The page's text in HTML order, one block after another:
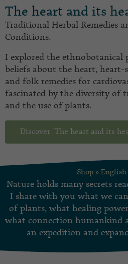
The heart and its
Traditional Herbal Remedies
Conditions.
I explored the ethnobotanical
beliefs about the heart, heart-
and folk remedies for
fascinated by the diversity of
and the use of plants.
Discover "The heart and its
Shop » English
Nature holds many secrets
I share with you what we
of plants, what healing
what connection humankind
an expedition and